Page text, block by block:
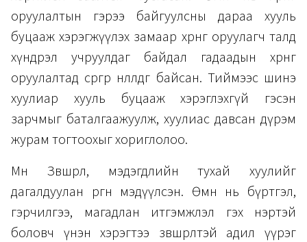
оруулалтын гэрээ байгуулсны дараа хууль
буцааж хэрэгжүүлэх замаар хөрөнгө оруулагч талд
хүндрэл учруулдаг байдал гадаадын хөрөнгө
оруулалтад сөргөөр нөлөөлдөг байсан. Тиймээс шинэ
хуулиар хууль буцааж хэрэглэхгүй гэсэн
зарчмыг баталгаажуулж, хуулиас давсан дүрэм
журам тогтоохыг хориглолоо.
Мөн Зөвшөөрөл, мэдэгдлийн тухай хуулийг
дагалдуулан өргөн мэдүүлсэн. Өмнө нь бүртгэл,
гэрчилгээ, магадлан итгэмжлэл гэх нэртэй
боловч үнэн хэрэгтээ зөвшөөрөлтэй адил үүрэг